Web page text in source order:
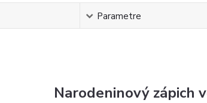
Parametre
Narodeninový zápich